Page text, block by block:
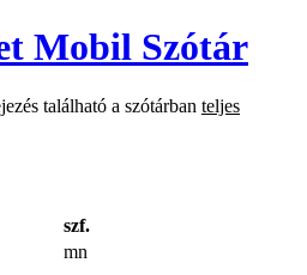
Mobil Szótár
található a szótárban teljes
szf.
mn